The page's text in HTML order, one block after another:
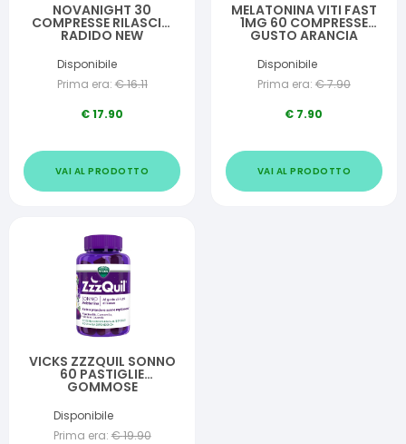
NOVANIGHT 30
COMPRESSE RILASCIO
RADIDO NEW
Disponibile
Prima era: €16.11
€17.90
VAI AL PRODOTTO
MELATONINA VITI FAST
1MG 60 COMPRESSE
GUSTO ARANCIA
Disponibile
Prima era: €7.90
€ 7.90
VAI AL PRODOTTO
VICKS ZZZQUIL SONNO
60 PASTIGLIE
GOMMOSE
Disponibile
Prima era: €19.90